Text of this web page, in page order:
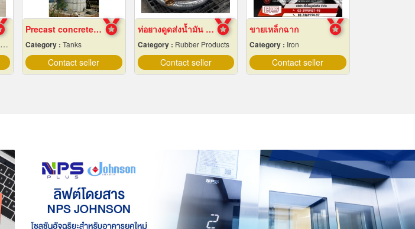
Precast concrete water tank factory
Category : Tanks
Contact seller
ท่อยางดูดส่งน้ำมัน สายยางลงน้ำมัน
Category : Rubber Products
Contact seller
ขายเหล็กฉาก
Category : Iron
Contact seller